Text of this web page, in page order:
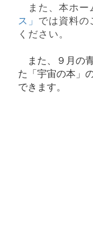
また、本ホ
ス」 では資料の
ください。
また、９月の
た「宇宙の本」
できます。